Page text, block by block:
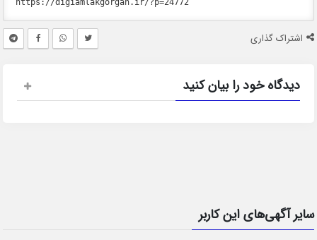
اشتراک گذاری
دیدگاه خود را بیان کنید
سایر آگهی‌های این کاربر